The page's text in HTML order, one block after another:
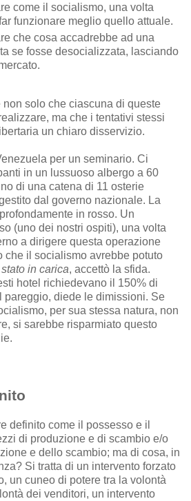
come il socialismo, una volta
funzionare meglio quello attuale.
che cosa accadrebbe ad una
se fosse desocializzata, lasciando
solo che ciascuna di queste
ma che i tentativi stessi
un chiaro disservizio.
per un seminario. Ci
in un lussuoso albergo a 60
di una catena di 11 osterie
dal governo nazionale. La
in rosso. Un
(uno dei nostri ospiti), una volta
a dirigere questa operazione
che il socialismo avrebbe potuto
in carica, accettò la sfida.
hotel richiedevano il 150% di
pareggio, diede le dimissioni. Se
per sua stessa natura, non
si sarebbe risparmiato questo
definito come il possesso e il
di produzione e di scambio e/o
e dello scambio; ma di cosa, in
Si tratta di un intervento forzato
un cuneo di potere tra la volontà
dei venditori, un intervento